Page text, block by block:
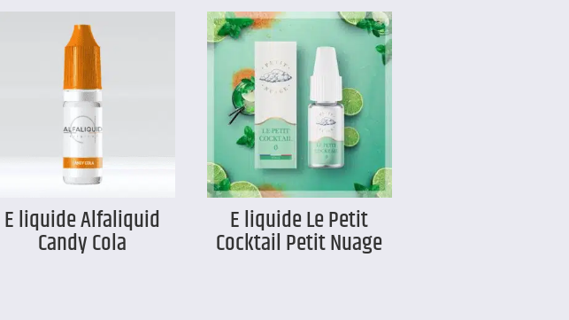
E liquide Alfaliquid
Candy Cola
E liquide Le Petit
Cocktail Petit Nuage